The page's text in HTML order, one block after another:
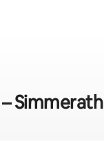
Simmerath